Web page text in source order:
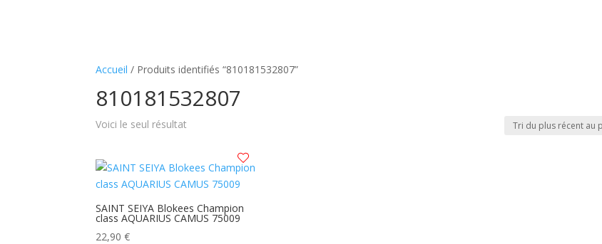
Accueil / Produits identifiés “810181532807”
810181532807
Voici le seul résultat
SAINT SEIYA Blokees Champion
class AQUARIUS CAMUS 75009
22,90€